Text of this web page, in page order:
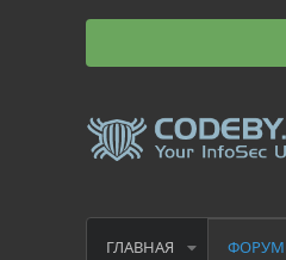
ГЛАВНАЯ ФОРУМ